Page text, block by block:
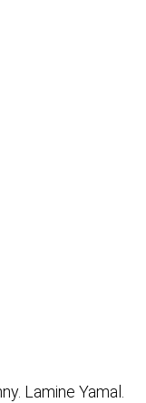
Lamine Yamal.